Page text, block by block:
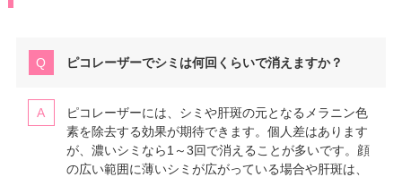
ピコレーザーでシミは何回くらいで消えますか？
ピコレーザーには、シミや肝斑の元となるメラニン色
素を除去する効果が期待できます。個人差はあります
が、濃いシミなら1～3回で消えることが多いです。顔
の広い範囲に薄いシミが広がっている場合や肝斑は、